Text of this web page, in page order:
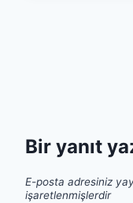
Bir yanıt
E-posta adresiniz
işaretlenmişlerdir